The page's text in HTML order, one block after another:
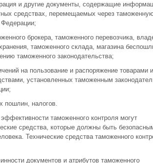
и другие документы, содержащие
средствах, перемещаемых через
Федерации;
брокера, таможенного перевозчика,
таможенного склада, магазина
таможенного законодательства;
на пользование и распоряжение товарами и
установленных таможенным
пошлин, налогов.
таможенного контроля могут
средства, которые должны быть
Технические средства таможенного
документов и атрибутов таможенного